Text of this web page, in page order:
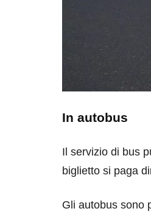
In autobus
Il servizio di bus
biglietto si paga
Gli autobus sono